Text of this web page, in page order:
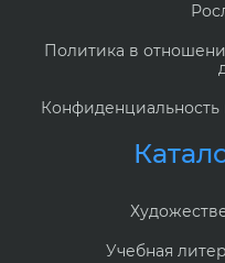
Политика в
Учебная